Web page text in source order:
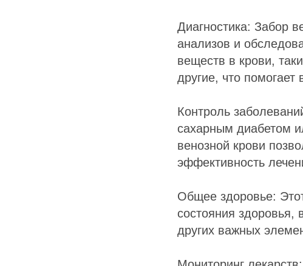
Диагностика: Забор
анализов и
веществ в крови,
другие, что помогает
Контроль
сахарным диабетом
венозной крови
эффективность
Общее здоровье:
состояния здоровья,
других важных